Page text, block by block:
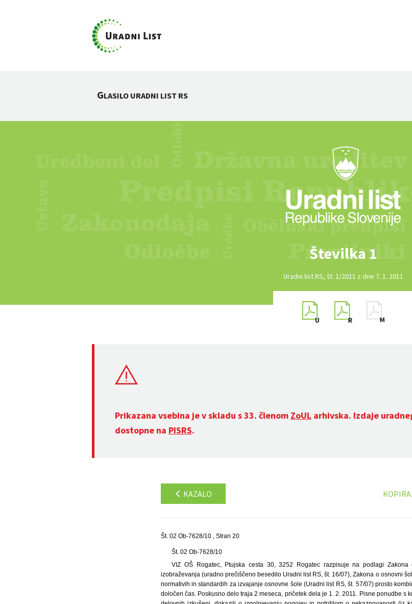
GLASILO URADNI LIST RS
Številka 1
Uradni list RS, št. 1/2011 z dne 7. 1. 2011
Prikazana vsebina je v skladu s 33. členom ZoUL arhivska. Izdaje
dostopne na PISRS.
KAZALO
Št. 02 Ob-7628/10 , Stran 20
Št. 02 Ob-7628/10
VIZ OŠ Rogatec, Ptujska cesta 30, 3252 Rogatec razpisuje na podlagi
izobraževanja (uradno prečiščeno besedilo Uradni list RS, št. 16/07), Zakona o osnovni
normativih in standardih za izvajanje osnovne šole (Uradni list RS, št. 57/07) prosto
določen čas. Poskusno delo traja 2 meseca, pričetek dela je 1. 2. 2011. Pisne ponudbe s